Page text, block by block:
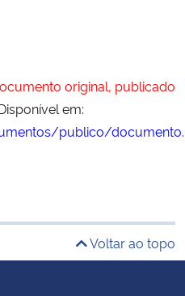
original, publicado
em:
publico/
Voltar ao topo